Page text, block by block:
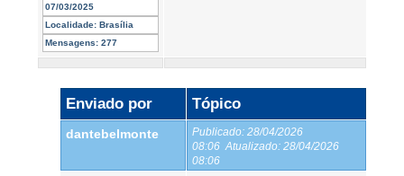
07/03/2025
Localidade: Brasília
Mensagens: 277
Enviado por Tópico
dantebelmonte Publicado: 28/04/2026
08:06 Atualizado: 28/04/2026
08:06